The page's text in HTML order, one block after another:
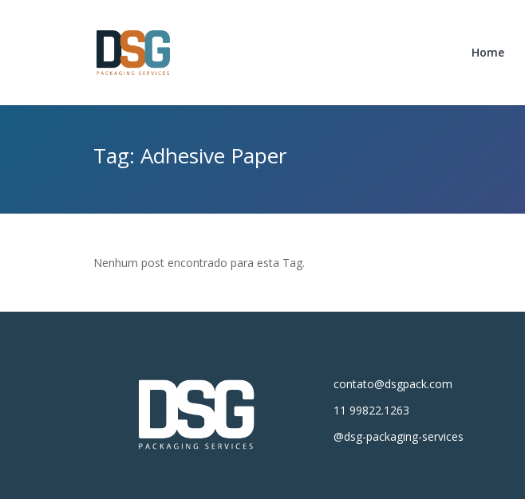
Home
Tag: Adhesive Paper
Nenhum post encontrado para esta Tag.
contato@dsgpack.com
11 99822.1263
@dsg-packaging-services